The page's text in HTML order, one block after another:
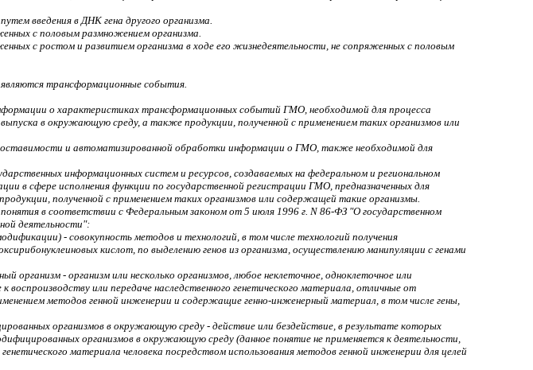
введения в ДНК гена другого организма.
с половым размножением организма.
с ростом и развитием организма в ходе его жизнедеятельности, не сопряженных с половым
трансформационные события.
о характеристиках трансформационных событий ГМО, необходимой для процесса
в окружающую среду, а также продукции, полученной с применением таких организмов или
и автоматизированной обработки информации о ГМО, также необходимой для
информационных систем и ресурсов, создаваемых на федеральном и региональном
в сфере исполнения функции по государственной регистрации ГМО, предназначенных для
полученной с применением таких организмов или содержащей такие организмы.
в соответствии с Федеральным законом от 5 июля 1996 г. N 86-ФЗ "О государственном
деятельности":
- совокупность методов и технологий, в том числе технологий получения
кислот, по выделению генов из организма, осуществлению манипуляции с генами
организм - организм или несколько организмов, любое неклеточное, одноклеточное или
воспроизводству или передаче наследственного генетического материала, отличные от
методов генной инженерии и содержащие генно-инженерный материал, в том числе гены,
организмов в окружающую среду - действие или бездействие, в результате которых
организмов в окружающую среду (данное понятие не применяется к деятельности,
генетического материала человека посредством использования методов генной инженерии для целей